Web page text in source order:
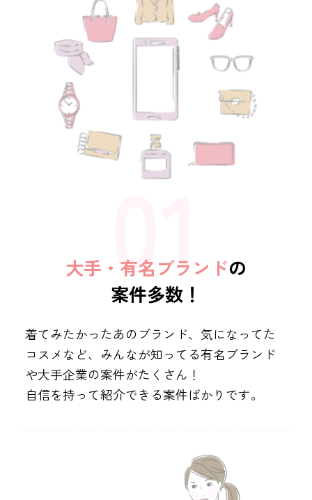
大手・有名ブランドの
案件多数！
着てみたかったあのブランド、気になってた
コスメなど、 みんなが知ってる有名ブランド
や大手企業の案件がたくさん！
自信を持って紹介できる案件ばかりです。